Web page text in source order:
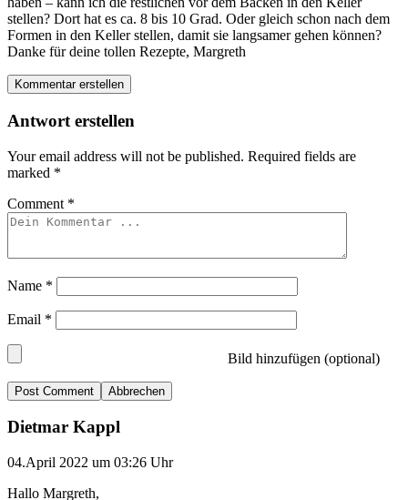
stellen? Dort hat es ca. 8 bis 10 Grad. Oder gleich schon nach dem
Formen in den Keller stellen, damit sie langsamer gehen können?
Danke für deine tollen Rezepte, Margreth
Kommentar erstellen
Antwort erstellen
Your email address will not be published. Required fields are
marked *
Comment *
Name *
Email *
Bild hinzufügen (optional)
Abbrechen
Dietmar Kappl
04.April 2022 um 03:26 Uhr
Hallo Margreth,